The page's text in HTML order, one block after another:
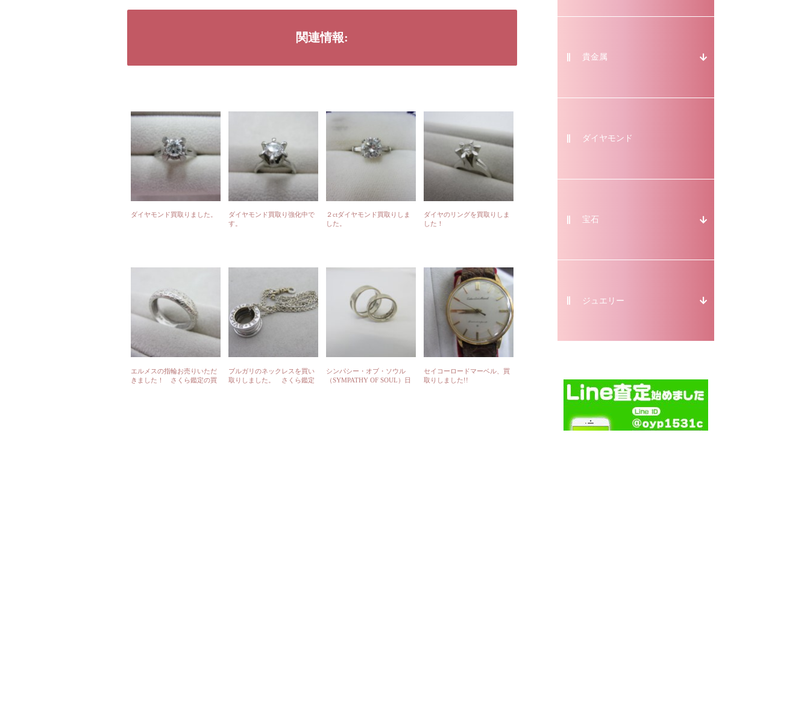
関連情報:
ダイヤモンド買取りました。
ダイヤモンド買取り強化中で
す。
２ctダイヤモンド買取りしま
した。
ダイヤのリングを買取りしま
した！
エルメスの指輪お売りいただ
きました！ さくら鑑定の買
ブルガリのネックレスを買い
取りしました。 さくら鑑定
シンパシー・オブ・ソウル
（SYMPATHY OF SOUL）日
セイコーロードマーベル、買
取りしました!!
貴金属
ダイヤモンド
宝石
ジュエリー